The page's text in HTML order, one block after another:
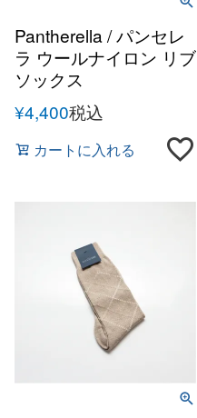
Pantherella / パンセレ
ラ ウールナイロン リブ
ソックス
¥4,400税込
カートに入れる